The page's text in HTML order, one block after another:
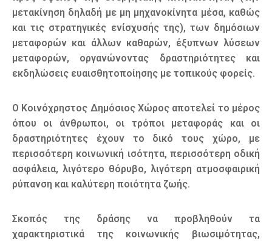
μετακίνηση δηλαδή με μη μηχανοκίνητα μέσα, καθώς
και τις στρατηγικές ενίσχυσής της), των δημόσιων
μεταφορών και άλλων καθαρών, έξυπνων λύσεων
μεταφορών, οργανώνοντας δραστηριότητες και
εκδηλώσεις ευαισθητοποίησης με τοπικούς φορείς.
Ο Κοινόχρηστος Δημόσιος Χώρος αποτελεί το μέρος
όπου οι άνθρωποι, οι τρόποι μεταφοράς και οι
δραστηριότητες έχουν το δικό τους χώρο, με
περισσότερη κοινωνική ισότητα, περισσότερη οδική
ασφάλεια, λιγότερο θόρυβο, λιγότερη ατμοσφαιρική
ρύπανση και καλύτερη ποιότητα ζωής.
Σκοπός της δράσης να προβληθούν τα
χαρακτηριστικά της κοινωνικής βιωσιμότητας,